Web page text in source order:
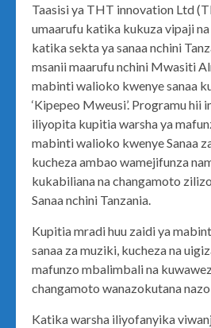
Taasisi ya THT innovation Ltd
umaarufu katika kukuza vipaji
katika sekta ya sanaa nchini
msanii maarufu nchini Mwasiti
mabinti walioko kwenye sanaa
‘Kipepeo Mweusi’. Programu hii
iliyopita kupitia warsha ya
mabinti walioko kwenye Sanaa
kucheza ambao wamejifunza
kukabiliana na changamoto
Sanaa nchini Tanzania.
Kupitia mradi huu zaidi ya
sanaa za muziki, kucheza na
mafunzo mbalimbali na
changamoto wanazokutana
Katika warsha iliyofanyika